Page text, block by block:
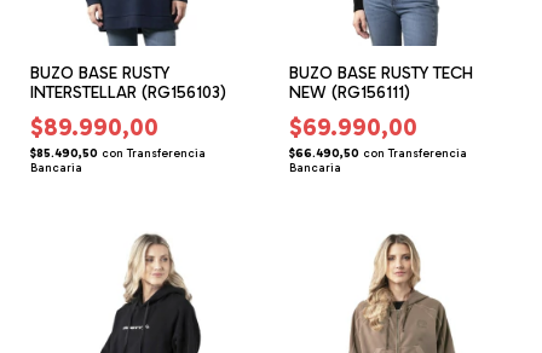
BUZO BASE RUSTY
INTERSTELLAR (RG156103)
$89.990,00
$85.490,50 con Transferencia
Bancaria
BUZO BASE RUSTY TECH
NEW (RG156111)
$69.990,00
$66.490,50 con Transferencia
Bancaria